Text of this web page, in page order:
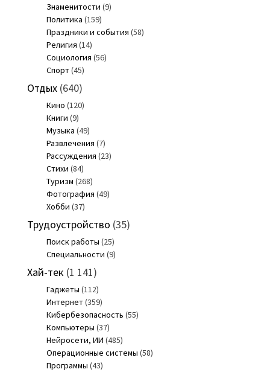
Знаменитости (9)
Политика (159)
Праздники и события (58)
Религия (14)
Социология (56)
Спорт(45)
Отдых(640)
Кино (120)
Книги (9)
Музыка (49)
Развлечения (7)
Рассуждения (23)
Стихи (84)
Туризм (268)
Фотография (49)
Хобби (37)
Трудоустройство (35)
Поиск работы (25)
Специальности (9)
Хай-тек (1 141)
Гаджеты (112)
Интернет(359)
Кибербезопасность (55)
Компьютеры (37)
Нейросети, ИИ (485)
Операционные системы (58)
Программы (43)